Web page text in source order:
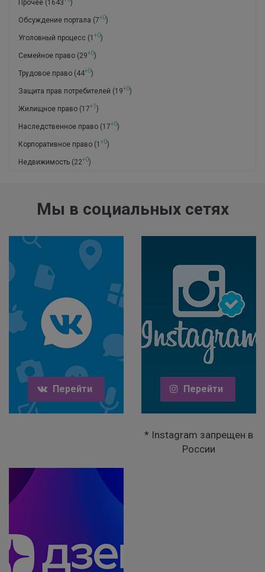
Прочее (1643 )
Обсуждение портала (7+0)
Уголовный процесс (1 +0)
Семейное право (29+0)
Трудовое право (44+0)
Защита прав потребителей (19+0)
Жилищное право (17+1 )
Наследственное право (17+0)
Корпоративное право (1 +0)
Недвижимость (22+0)
Мы в социальных сетях
Перейти Перейти
* Instagram запрещен в
России